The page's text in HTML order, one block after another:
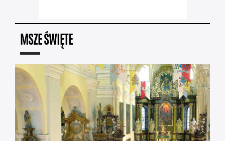
MSZE ŚWIĘTE